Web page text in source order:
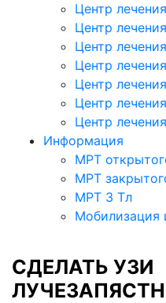
Центр
Центр
Центр
Центр
Центр
Центр
Центр
Информация
МРТ
МРТ
МРТ 3 Тл
Мобилизация
СДЕЛАТЬ УЗИ